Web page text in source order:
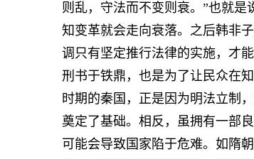
则乱，守法而不变则衰。”也就
知变革就会走向衰落。之后韩非
调只有坚定推行法律的实施，才
刑书于铁鼎，也是为了让民众在
时期的秦国，正是因为明法立制
奠定了基础。相反，虽拥有一部
可能会导致国家陷于危难。如隋